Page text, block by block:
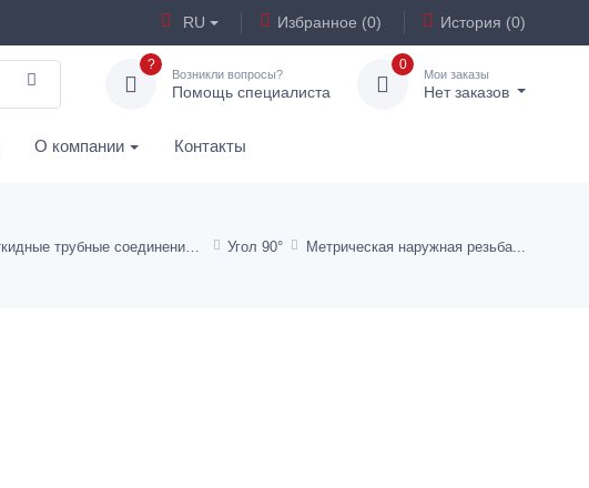
RU Избранное (0) История (0)
?
Возникли вопросы?
Помощь специалиста
0
Мои заказы
Нет заказов
О компании Контакты
Откидные трубные соединения Угол 90° Метрическая наружная резьба